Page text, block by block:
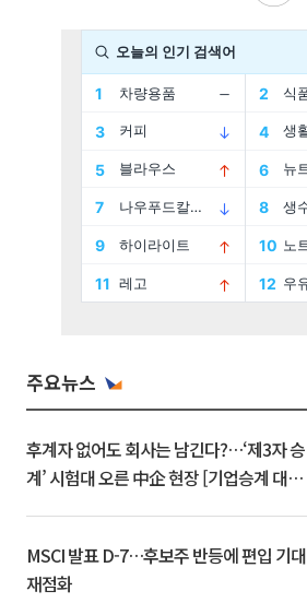
주요뉴스
후계자 없어도 회사는 남긴다?…‘제3자 승
계’ 시험대 오른 中企 현장 [기업승계 대전
MSCI 발표 D-7…후보주 반등에 편입 기대
재점화